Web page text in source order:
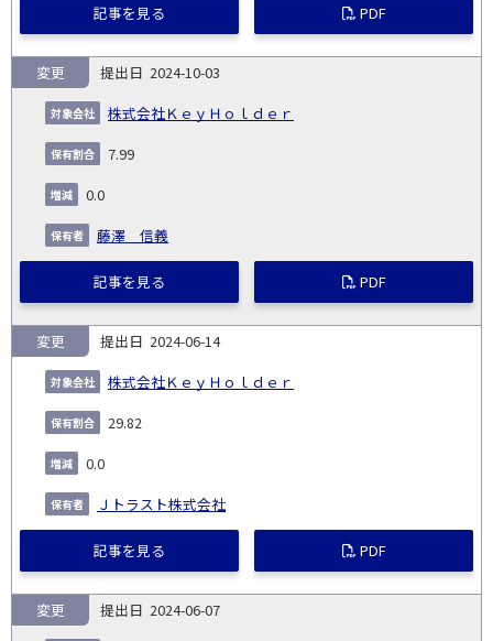
記事を見る PDF
2024-10-03
株式会社ＫｅｙＨｏｌｄｅｒ
変更
7.99
0.0
藤澤 信義
記事を見る PDF
2024-06-14
株式会社ＫｅｙＨｏｌｄｅｒ
変更
29.82
0.0
Ｊトラスト株式会社
記事を見る PDF
2024-06-07
変更